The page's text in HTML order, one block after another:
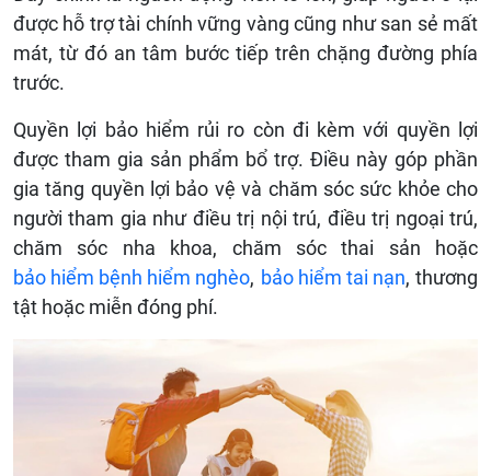
được hỗ trợ tài chính vững vàng cũng như san sẻ mất
mát, từ đó an tâm bước tiếp trên chặng đường phía
trước.
Quyền lợi bảo hiểm rủi ro còn đi kèm với quyền lợi
được tham gia sản phẩm bổ trợ. Điều này góp phần
gia tăng quyền lợi bảo vệ và chăm sóc sức khỏe cho
người tham gia như điều trị nội trú, điều trị ngoại trú,
chăm sóc nha khoa, chăm sóc thai sản hoặc
bảo hiểm bệnh hiểm nghèo, bảo hiểm tai nạn, thương
tật hoặc miễn đóng phí.